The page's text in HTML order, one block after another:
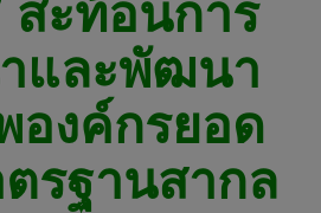
สะท้อนการ
และพัฒนา
งค์กรยอด
รฐานสากล